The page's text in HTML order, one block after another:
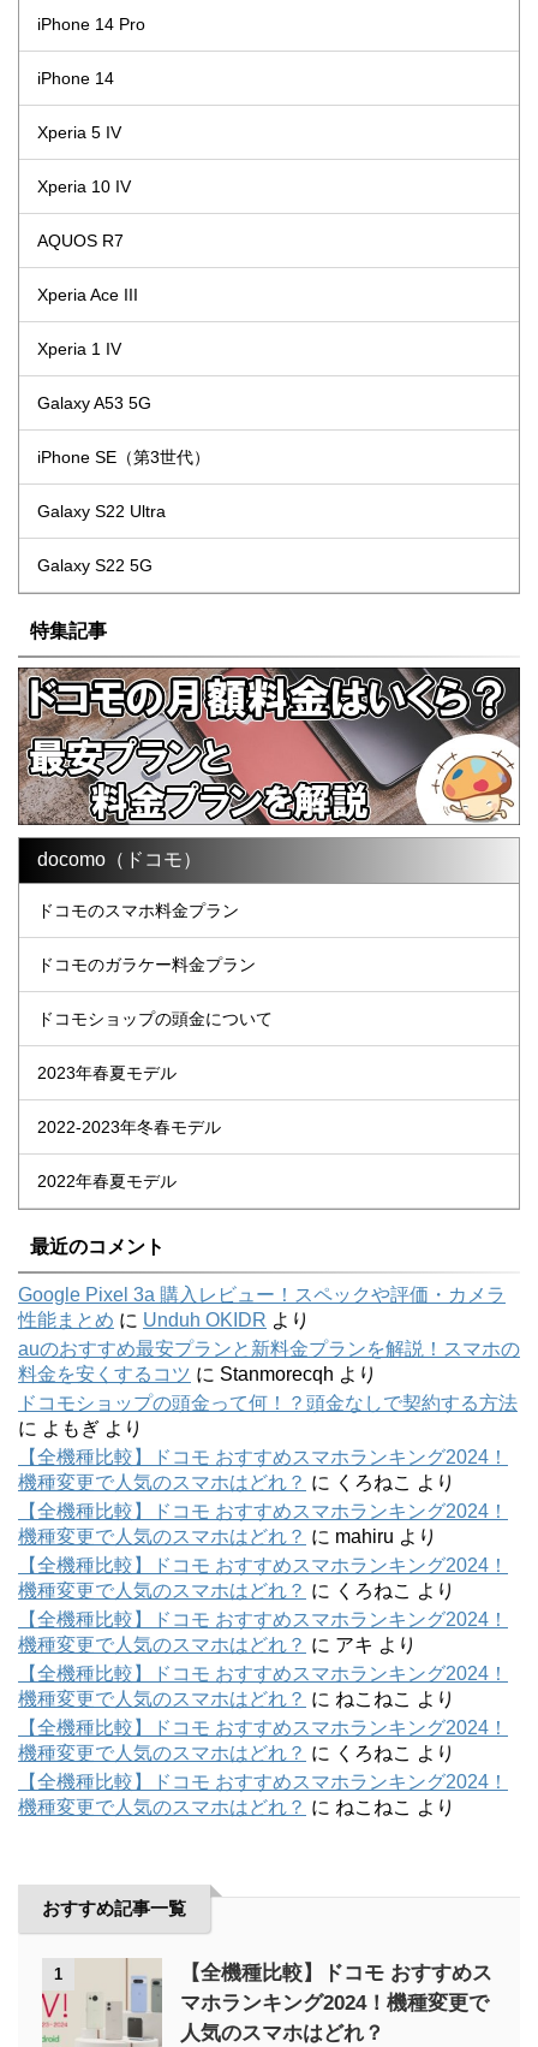
iPhone 14 Pro
iPhone 14
Xperia 5 IV
Xperia 10 IV
AQUOS R7
Xperia Ace III
Xperia 1 IV
Galaxy A53 5G
iPhone SE（第3世代）
Galaxy S22 Ultra
Galaxy S22 5G
特集記事
docomo（ドコモ）
ドコモのスマホ料金プラン
ドコモのガラケー料金プラン
ドコモショップの頭金について
2023年春夏モデル
2022-2023年冬春モデル
2022年春夏モデル
最近のコメント
Google Pixel 3a 購入レビュー！スペックや評価・カメラ
性能まとめ に Unduh OKIDR より
auのおすすめ最安プランと新料金プランを解説！スマホの
料金を安くするコツ に Stanmorecqh より
ドコモショップの頭金って何！？頭金なしで契約する方法
に よもぎ より
【全機種比較】ドコモ おすすめスマホランキング2024！
機種変更で人気のスマホはどれ？ に くろねこ より
【全機種比較】ドコモ おすすめスマホランキング2024！
機種変更で人気のスマホはどれ？ に mahiru より
【全機種比較】ドコモ おすすめスマホランキング2024！
機種変更で人気のスマホはどれ？ に くろねこ より
【全機種比較】ドコモ おすすめスマホランキング2024！
機種変更で人気のスマホはどれ？ に アキ より
【全機種比較】ドコモ おすすめスマホランキング2024！
機種変更で人気のスマホはどれ？ に ねこねこ より
【全機種比較】ドコモ おすすめスマホランキング2024！
機種変更で人気のスマホはどれ？ に くろねこ より
【全機種比較】ドコモ おすすめスマホランキング2024！
機種変更で人気のスマホはどれ？ に ねこねこ より
おすすめ記事一覧
1
【全機種比較】ドコモ おすすめス
マホランキング2024！機種変更で
人気のスマホはどれ？